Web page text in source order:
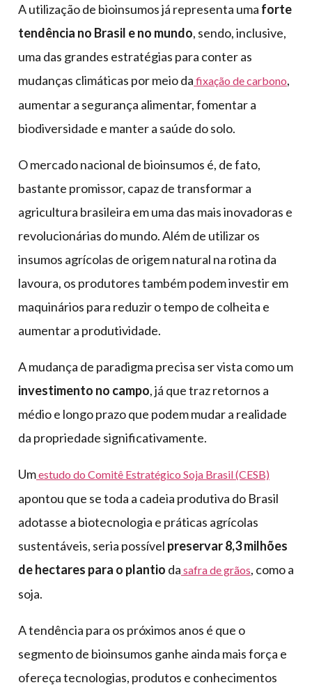
A utilização de bioinsumos já representa uma forte
tendência no Brasil e no mundo, sendo, inclusive,
uma das grandes estratégias para conter as
mudanças climáticas por meio da fixação de carbono,
aumentar a segurança alimentar, fomentar a
biodiversidade e manter a saúde do solo.
O mercado nacional de bioinsumos é, de fato,
bastante promissor, capaz de transformar a
agricultura brasileira em uma das mais inovadoras e
revolucionárias do mundo. Além de utilizar os
insumos agrícolas de origem natural na rotina da
lavoura, os produtores também podem investir em
maquinários para reduzir o tempo de colheita e
aumentar a produtividade.
A mudança de paradigma precisa ser vista como um
investimento no campo, já que traz retornos a
médio e longo prazo que podem mudar a realidade
da propriedade significativamente.
Umestudo do Comitê Estratégico Soja Brasil (CESB)
apontou que se toda a cadeia produtiva do Brasil
adotasse a biotecnologia e práticas agrícolas
sustentáveis, seria possível preservar 8,3 milhões
de hectares para o plantio da safra de grãos, como a
soja.
A tendência para os próximos anos é que o
segmento de bioinsumos ganhe ainda mais força e
ofereça tecnologias, produtos e conhecimentos